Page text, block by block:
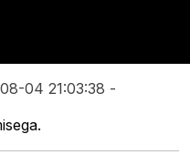
04 21:03:38 -